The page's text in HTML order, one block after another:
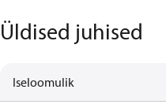
Üldised juhised
Iseloomulik